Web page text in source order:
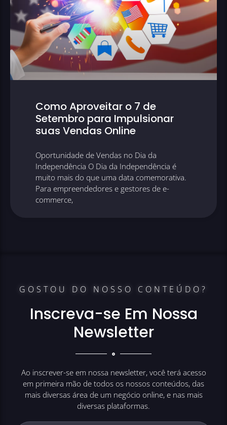
Como Aproveitar o 7 de
Setembro para Impulsionar
suas Vendas Online
Oportunidade de Vendas no Dia da
Independência O Dia da Independência é
muito mais do que uma data comemorativa.
Para empreendedores e gestores de e-
commerce,
GOSTOU DO NOSSO CONTEÚDO?
Inscreva-se Em Nossa
Newsletter
Ao inscrever-se em nossa newsletter, você terá acesso
em primeira mão de todos os nossos conteúdos, das
mais diversas área de um negócio online, e nas mais
diversas plataformas.